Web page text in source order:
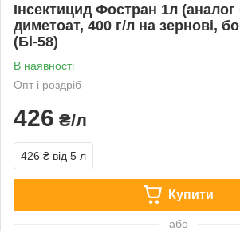
Інсектицид Фостран 1л (аналог
диметоат, 400 г/л на зернові,
(Бі-58)
В наявності
Опт і роздріб
426 ₴/л
426 ₴ від 5 л
Купити
або